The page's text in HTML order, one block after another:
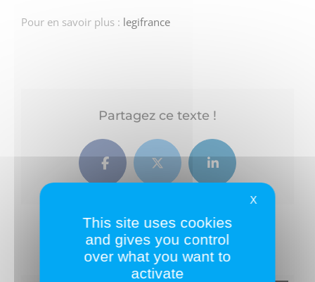
Pour en savoir plus : legifrance
Partagez ce texte !
FacebookTwitter LinkedIn
X
This site uses cookies
and gives you control
over what you want to
activate